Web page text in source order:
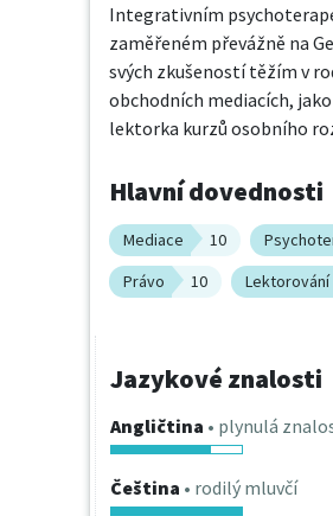
Integrativním
zaměřeném převážně na
svých zkušeností těžím v
obchodních mediacích,
lektorka kurzů osobního
Hlavní dovednosti
Mediace 10
Právo
10 Lektorování
Jazykové znalosti
Angličtina • plynulá
Čeština • rodilý mluvčí